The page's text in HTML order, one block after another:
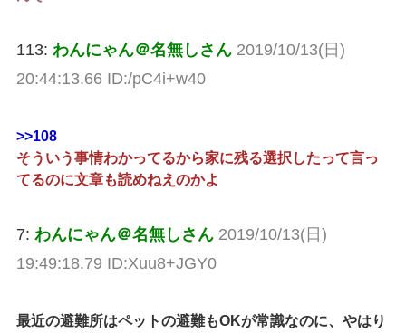
113: わんにゃん＠名無しさん 2019/10/13(日)
20:44:13.66 ID:/pC4i+w40
>>108
そういう事情わかってるから家に残る選択したって言っ
てるのに文章も読めねえのかよ
7: わんにゃん＠名無しさん 2019/10/13(日)
19:49:18.79 ID:Xuu8+JGY0
最近の避難所はペットの避難もOKが常識なのに、やはり